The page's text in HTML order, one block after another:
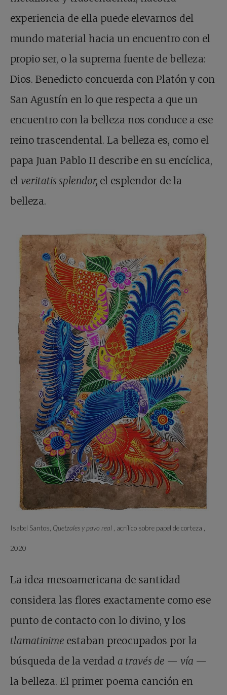
experiencia de ella puede elevarnos del
mundo material hacia un encuentro con el
propio ser, o la suprema fuente de belleza:
Dios. Benedicto concuerda con Platón y con
San Agustín en lo que respecta a que un
encuentro con la belleza nos conduce a ese
reino trascendental. La belleza es, como el
papa Juan Pablo II describe en su encíclica,
el veritatis splendor, el esplendor de la
belleza.
Isabel Santos, Quetzales y pavo real , acrílico sobre papel de corteza ,
2020
La idea mesoamericana de santidad
considera las flores exactamente como ese
punto de contacto con lo divino, y los
tlamatinime estaban preocupados por la
búsqueda de la verdad a través de — vía —
la belleza. El primer poema canción en